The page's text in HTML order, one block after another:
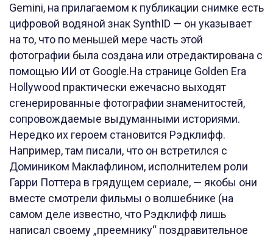
Gemini, на прилагаемом к публикации снимке есть
цифровой водяной знак SynthID — он указывает
на то, что по меньшей мере часть этой
фотографии была создана или отредактирована с
помощью ИИ от Google.На странице Golden Era
Hollywood практически ежечасно выходят
сгенерированные фотографии знаменитостей,
сопровождаемые выдуманными историями.
Нередко их героем становится Рэдклифф.
Например, там писали, что он встретился с
Домиником Маклафлином, исполнителем роли
Гарри Поттера в грядущем сериале, — якобы они
вместе смотрели фильмы о волшебнике (на
самом деле известно, что Рэдклифф лишь
написал своему „преемнику“ поздравительное